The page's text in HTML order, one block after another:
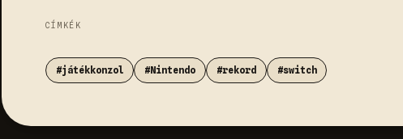
CÍMKÉK
#játékkonzol #Nintendo #rekord #switch